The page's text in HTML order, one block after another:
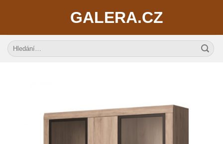
GALERA.CZ
Hledat: